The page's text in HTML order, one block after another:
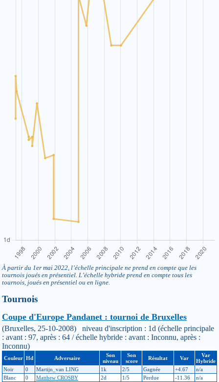
À partir du 1er mai 2022, l’échelle principale ne prend en compte que les
tournois joués en présentiel. L’échelle hybride prend en compte tous les
tournois, joués en présentiel ou en ligne.
Tournois
Coupe d'Europe Pandanet : tournoi de Bruxelles
(Bruxelles, 25-10-2008) niveau d'inscription : 1d (échelle principale
: avant : 97, après : 64 / échelle hybride : avant : Inconnu, après :
Inconnu)
Couleur Hd Adversaire
Son
niveau
Son
score
Résultat Var
Var
Hybride
Noir
0 Martijn_van LING 1k 2/5 Gagnée +4.67
n/a
Blanc
0 Matthew CROSBY 2d 1/5 Perdue -11.36 n/a